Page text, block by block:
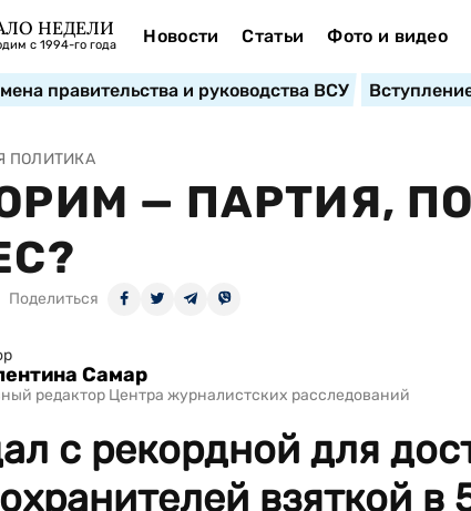
НЕДЕЛИ
с 1994-го года Новости Статьи Фото и видео
правительства и руководства ВСУ
ПОЛИТИКА
— ПАРТИЯ,
Поделиться
Самар
редактор Центра журналистских расследований
с рекордной для
взяткой в